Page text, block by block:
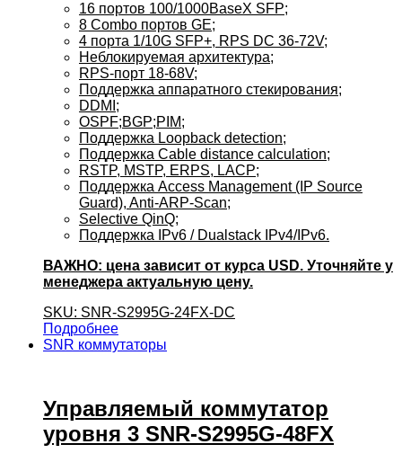
16 портов 100/1000BaseX SFP;
8 Combo портов GE;
4 порта 1/10G SFP+, RPS DC 36-72V;
Неблокируемая архитектура;
RPS-порт 18-68V;
Поддержка аппаратного стекирования;
DDMI;
OSPF;BGP;PIM;
Поддержка Loopback detection;
Поддержка Cable distance calculation;
RSTP, MSTP, ERPS, LACP;
Поддержка Access Management (IP Source
Guard), Anti-ARP-Scan;
Selective QinQ;
Поддержка IPv6 / Dualstack IPv4/IPv6.
ВАЖНО: цена зависит от курса USD. Уточняйте у
менеджера актуальную цену.
SKU: SNR-S2995G-24FX-DC
Подробнее
SNR коммутаторы
Управляемый коммутатор
уровня 3 SNR-S2995G-48FX